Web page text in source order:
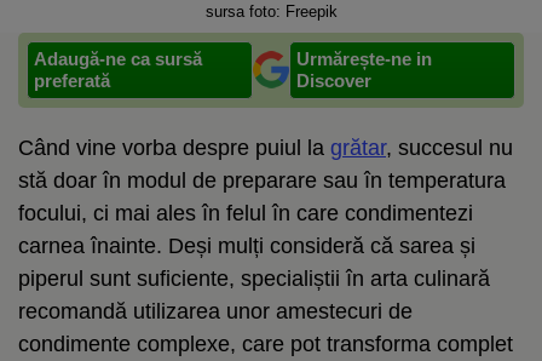
sursa foto: Freepik
Adaugă-ne ca sursă
preferată
Urmărește-ne in
Discover
Când vine vorba despre puiul la grătar, succesul nu
stă doar în modul de preparare sau în temperatura
focului, ci mai ales în felul în care condimentezi
carnea înainte. Deși mulți consideră că sarea și
piperul sunt suficiente, specialiștii în arta culinară
recomandă utilizarea unor amestecuri de
condimente complexe, care pot transforma complet